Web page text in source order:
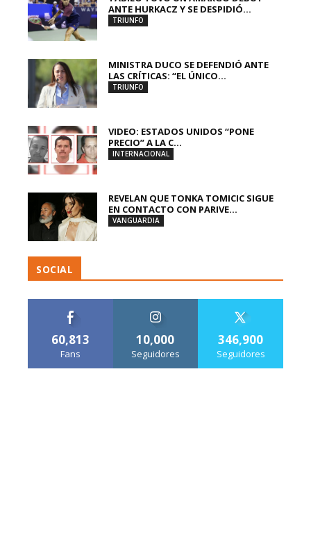
ANTE HURKACZ Y SE DESPIDIÓ...
TRIUNFO
MINISTRA DUCO SE DEFENDIÓ ANTE
LAS CRÍTICAS: “EL ÚNICO...
TRIUNFO
VIDEO: ESTADOS UNIDOS “PONE
PRECIO” A LA C...
INTERNACIONAL
REVELAN QUE TONKA TOMICIC SIGUE
EN CONTACTO CON PARIVE...
VANGUARDIA
SOCIAL
60,813
Fans
10,000
Seguidores
346,900
Seguidores